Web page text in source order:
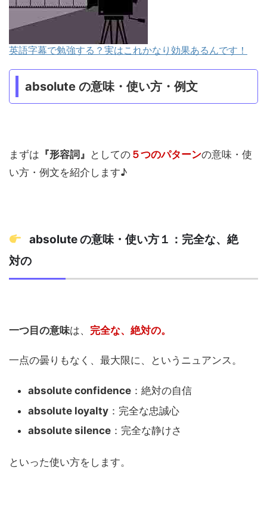
英語字幕で勉強する？実はこれかなり効果あるんです！
absolute の意味・使い方・例文
まずは 『形容詞』 としての ５つのパターンの意味・使
い方・例文を紹介します♪
absolute の意味・使い方１：完全な、絶
対の
一つ目の意味は、 完全な、絶対の。
一点の曇りもなく、最大限に、というニュアンス。
absolute confidence ：絶対の自信
absolute loyalty ：完全な忠誠心
absolute silence ：完全な静けさ
といった使い方をします。